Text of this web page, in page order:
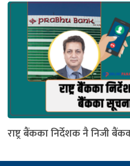
राष्ट्र बैंकका निर्देशक नै निजी